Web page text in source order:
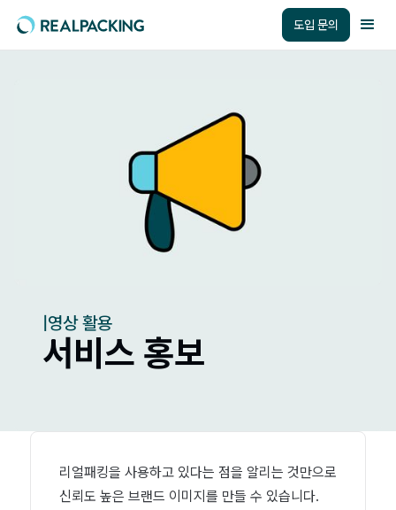
도입 문의
영상 활용
서비스 홍보
리얼패킹을 사용하고 있다는 점을 알리는 것만으로
신뢰도 높은 브랜드 이미지를 만들 수 있습니다.